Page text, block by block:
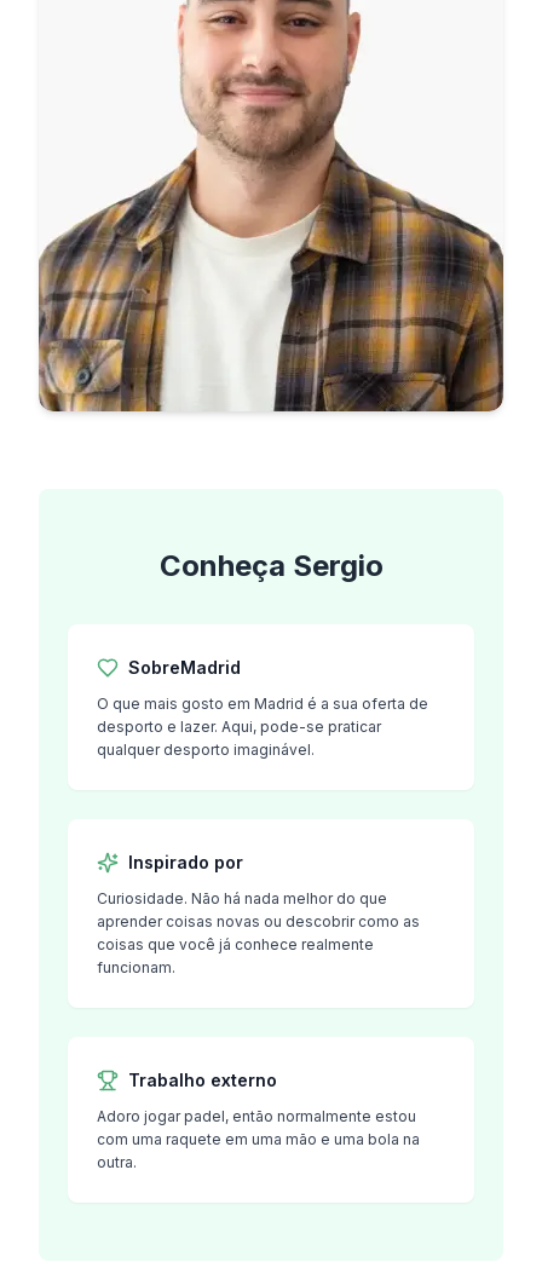
Conheça Sergio
SobreMadrid
O que mais gosto em Madrid é a sua oferta de
desporto e lazer. Aqui, pode-se praticar
qualquer desporto imaginável.
Inspirado por
Curiosidade. Não há nada melhor do que
aprender coisas novas ou descobrir como as
coisas que você já conhece realmente
funcionam.
Trabalho externo
Adoro jogar padel, então normalmente estou
com uma raquete em uma mão e uma bola na
outra.